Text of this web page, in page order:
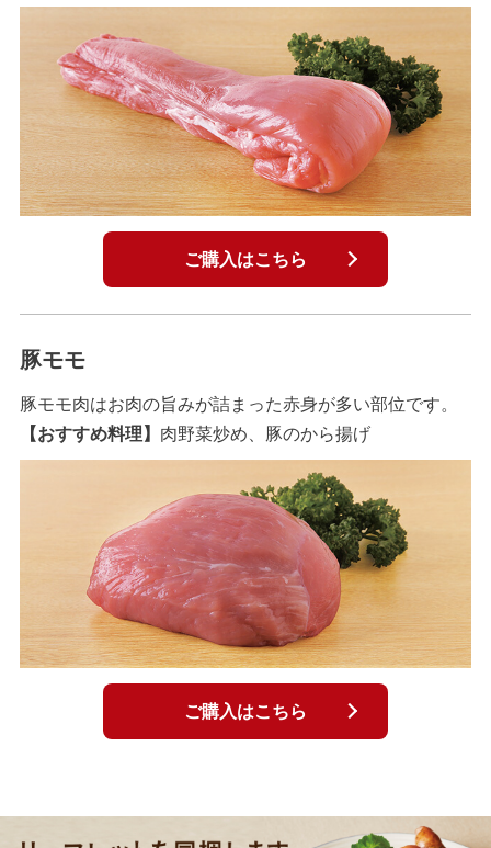
ご購入はこちら
豚モモ
豚モモ肉はお肉の旨みが詰まった赤身が多い部位です。
【おすすめ料理】 肉野菜炒め、豚のから揚げ
ご購入はこちら